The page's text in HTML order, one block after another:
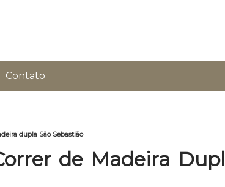
Contato
dupla São Sebastião
de Madeira